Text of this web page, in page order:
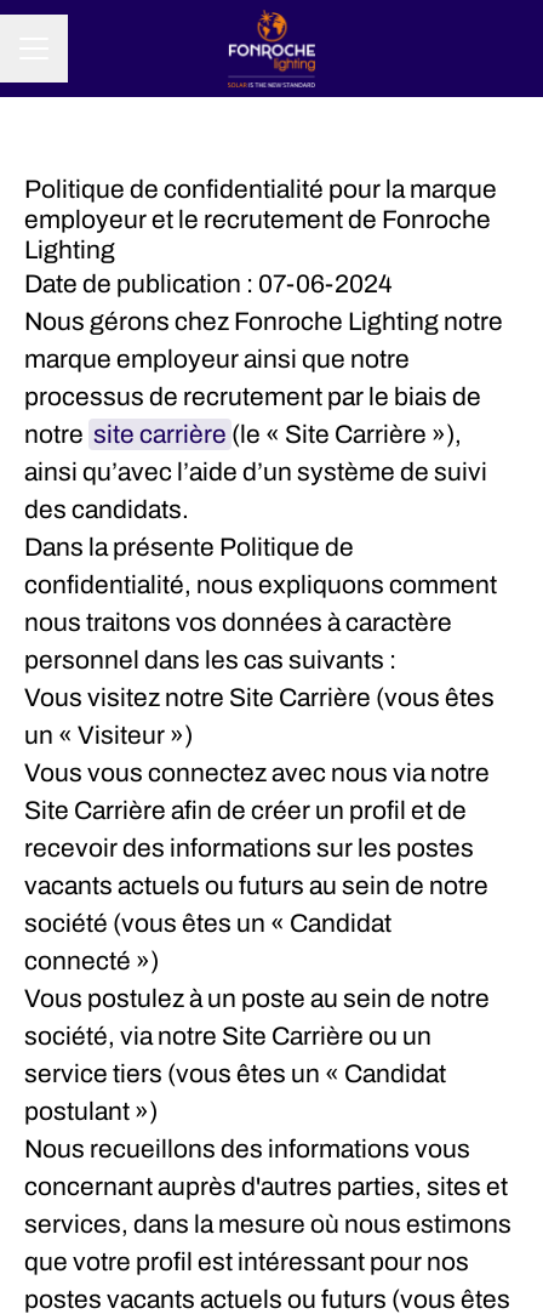
Politique de confidentialité pour la marque
employeur et le recrutement de Fonroche
Lighting
Date de publication : 07-06-2024
Nous gérons chez Fonroche Lighting notre
marque employeur ainsi que notre
processus de recrutement par le biais de
notre site carrière (le « Site Carrière »),
ainsi qu’avec l’aide d’un système de suivi
des candidats.
Dans la présente Politique de
confidentialité, nous expliquons comment
nous traitons vos données à caractère
personnel dans les cas suivants :
Vous visitez notre Site Carrière (vous êtes
un « Visiteur »)
Vous vous connectez avec nous via notre
Site Carrière afin de créer un profil et de
recevoir des informations sur les postes
vacants actuels ou futurs au sein de notre
société (vous êtes un « Candidat
connecté »)
Vous postulez à un poste au sein de notre
société, via notre Site Carrière ou un
service tiers (vous êtes un « Candidat
postulant »)
Nous recueillons des informations vous
concernant auprès d'autres parties, sites et
services, dans la mesure où nous estimons
que votre profil est intéressant pour nos
postes vacants actuels ou futurs (vous êtes